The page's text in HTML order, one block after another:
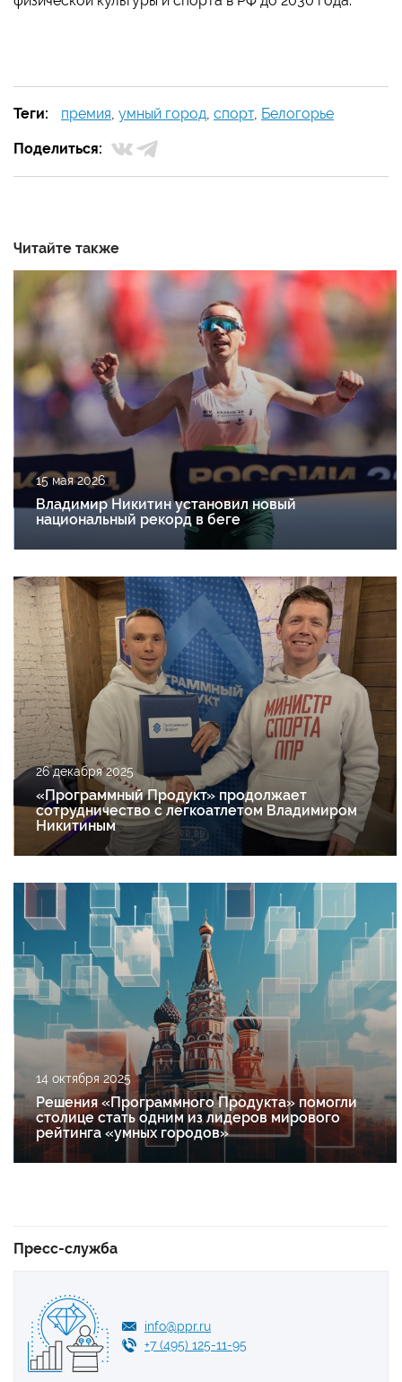
Теги: премия, умный город, спорт, Белогорье
Поделиться:
Читайте также
15 мая 2026
Владимир Никитин установил новый
национальный рекорд в беге
26 декабря 2025
«Программный Продукт» продолжает
сотрудничество с легкоатлетом Владимиром
Никитиным
14 октября 2025
Решения «Программного Продукта» помогли
столице стать одним из лидеров мирового
рейтинга «умных городов»
Пресс-служба
info@ppr.ru
+7 (495) 125-11-95